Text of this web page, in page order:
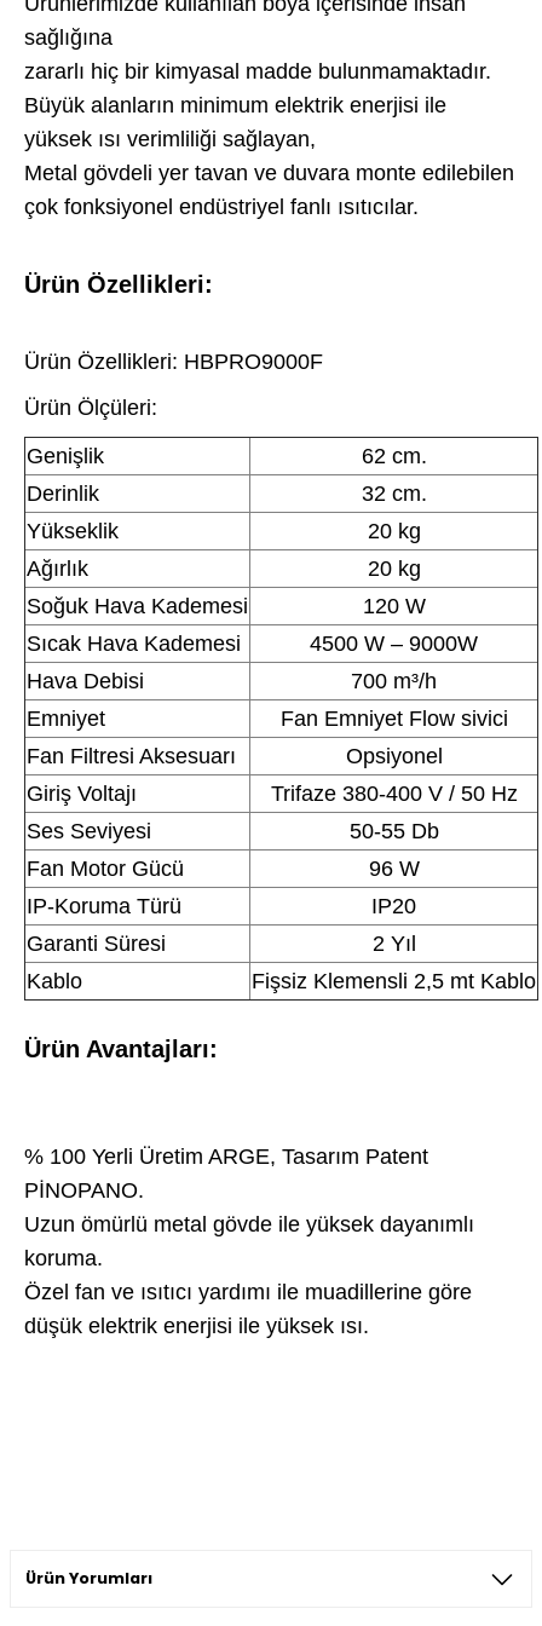
sağlığına
zararlı hiç bir kimyasal madde bulunmamaktadır.
Büyük alanların minimum elektrik enerjisi ile
yüksek ısı verimliliği sağlayan,
Metal gövdeli yer tavan ve duvara monte edilebilen
çok fonksiyonel endüstriyel fanlı ısıtıcılar.
Ürün Özellikleri:
Ürün Özellikleri: HBPRO9000F
Ürün Ölçüleri:
Genişlik
62 cm.
Derinlik
32 cm.
Yükseklik
20 kg
Ağırlık
20 kg
Soğuk Hava Kademesi
120 W
Sıcak Hava Kademesi
4500 W – 9000W
Hava Debisi
700 m³/h
Emniyet
Fan Emniyet Flow sivici
Fan Filtresi Aksesuarı
Opsiyonel
Giriş Voltajı
Trifaze 380-400 V / 50 Hz
Ses Seviyesi
50-55 Db
Fan Motor Gücü
96 W
IP-Koruma Türü
IP20
Garanti Süresi
2 Yıl
Kablo
Fişsiz Klemensli 2,5 mt Kablo
Ürün Avantajları:
% 100 Yerli Üretim ARGE, Tasarım Patent
PİNOPANO.
Uzun ömürlü metal gövde ile yüksek dayanımlı
koruma.
Özel fan ve ısıtıcı yardımı ile muadillerine göre
düşük elektrik enerjisi ile yüksek ısı.
Ürün Yorumları